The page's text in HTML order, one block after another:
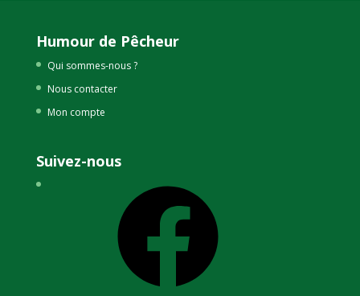
Humour de Pêcheur
Qui sommes-nous ?
Nous contacter
Mon compte
Suivez-nous